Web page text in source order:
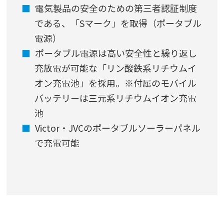
電気製品の安全のための第三者認証制度
である、「Sマーク」を取得（ポータブル
電源）
ポータブル電源は高い安全性と繰り返し
充放電が可能な「リン酸鉄系リチウムイ
オン充電池」を採用。※付属のモバイル
バッテリーは三元系リチウムイオン充電
池
Victor・JVCのポータブルソーラーパネル
で充電可能